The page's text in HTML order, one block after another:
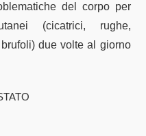
del corpo per
(cicatrici, rughe,
due volte al giorno